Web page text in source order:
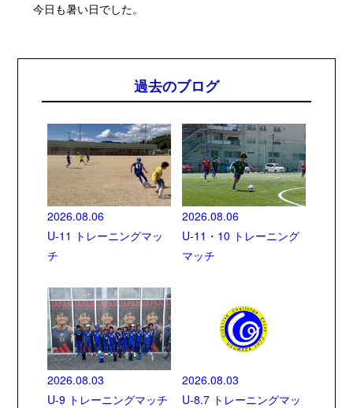
今日も暑い日でした。
過去のブログ
2026.08.06
U-11 トレーニングマッ
チ
2026.08.06
U-11・10 トレーニング
マッチ
2026.08.03
U-9 トレーニングマッチ
2026.08.03
U-8.7 トレーニングマッ